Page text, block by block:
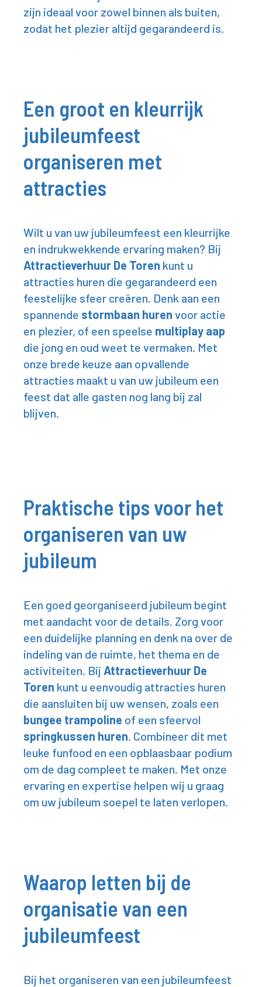
zijn ideaal voor zowel binnen als buiten,
zodat het plezier altijd gegarandeerd is.
Een groot en kleurrijk
jubileumfeest
organiseren met
attracties
Wilt u van uw jubileumfeest een kleurrijke
en indrukwekkende ervaring maken? Bij
Attractieverhuur De Toren kunt u
attracties huren die gegarandeerd een
feestelijke sfeer creëren. Denk aan een
spannende stormbaan huren voor actie
en plezier, of een speelse multiplay aap
die jong en oud weet te vermaken. Met
onze brede keuze aan opvallende
attracties maakt u van uw jubileum een
feest dat alle gasten nog lang bij zal
blijven.
Praktische tips voor het
organiseren van uw
jubileum
Een goed georganiseerd jubileum begint
met aandacht voor de details. Zorg voor
een duidelijke planning en denk na over de
indeling van de ruimte, het thema en de
activiteiten. Bij Attractieverhuur De
Toren kunt u eenvoudig attracties huren
die aansluiten bij uw wensen, zoals een
bungee trampoline of een sfeervol
springkussen huren. Combineer dit met
leuke funfood en een opblaasbaar podium
om de dag compleet te maken. Met onze
ervaring en expertise helpen wij u graag
om uw jubileum soepel te laten verlopen.
Waarop letten bij de
organisatie van een
jubileumfeest
Bij het organiseren van een jubileumfeest